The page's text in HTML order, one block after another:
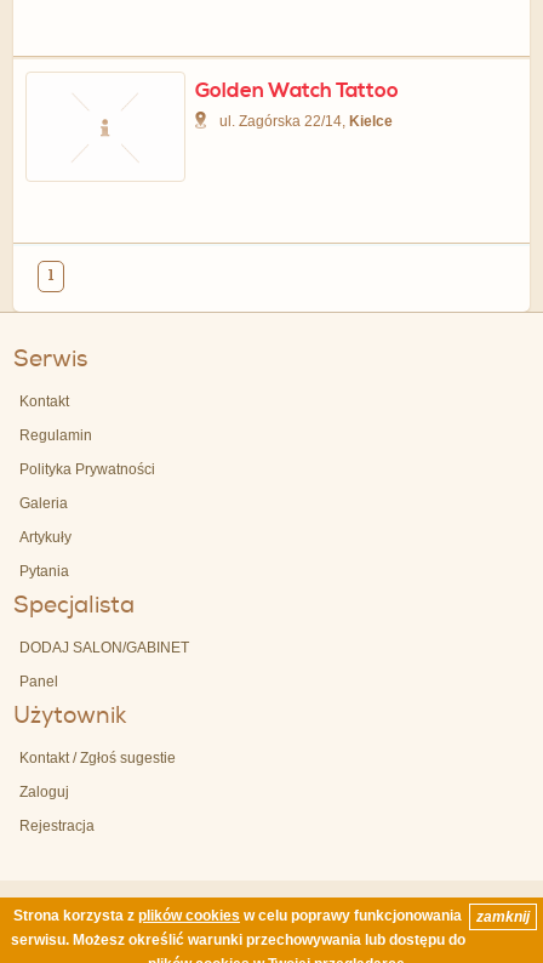
Golden Watch Tattoo
ul. Zagórska 22/14, Kielce
1
Serwis
Kontakt
Regulamin
Polityka Prywatności
Galeria
Artykuły
Pytania
Specjalista
DODAJ SALON/GABINET
Panel
Użytownik
Kontakt / Zgłoś sugestie
Zaloguj
Rejestracja
Copyright © 2003-2026 by Polcern Sp. z o.o. Wszelkie prawa zastrzeżone / All Rights
Reserved. | Ostatnia akutalizacja 08.08.2026 6:00
zamknij
Strona korzysta z plików cookies w celu poprawy funkcjonowania
serwisu. Możesz określić warunki przechowywania lub dostępu do